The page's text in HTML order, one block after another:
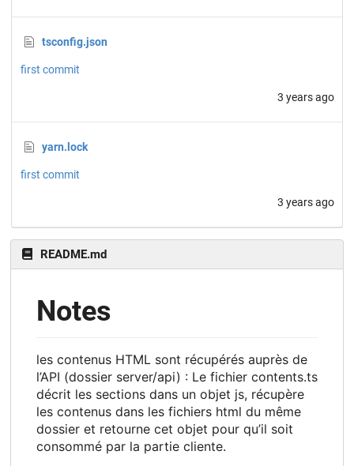
tsconfig.json
first commit
3 years ago
yarn.lock
first commit
3 years ago
README.md
Notes
les contenus HTML sont récupérés auprès de
l’API (dossier server/api) : Le fichier contents.ts
décrit les sections dans un objet js, récupère
les contenus dans les fichiers html du même
dossier et retourne cet objet pour qu’il soit
consommé par la partie cliente.